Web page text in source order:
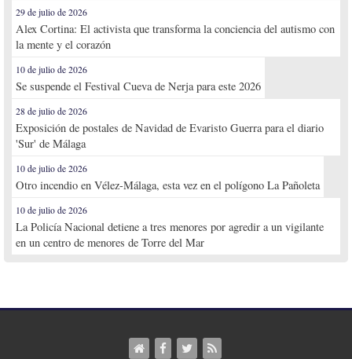
29 de julio de 2026
Alex Cortina: El activista que transforma la conciencia del autismo con
la mente y el corazón
10 de julio de 2026
Se suspende el Festival Cueva de Nerja para este 2026
28 de julio de 2026
Exposición de postales de Navidad de Evaristo Guerra para el diario
'Sur' de Málaga
10 de julio de 2026
Otro incendio en Vélez-Málaga, esta vez en el polígono La Pañoleta
10 de julio de 2026
La Policía Nacional detiene a tres menores por agredir a un vigilante
en un centro de menores de Torre del Mar